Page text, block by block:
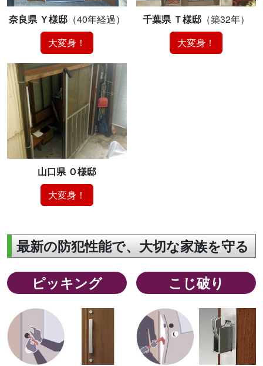
奈良県 Ｙ様邸 （40年経過）
大変身！
千葉県 Ｔ様邸 （築32年）
大変身！
山口県 Ｏ様邸
大変身！
最新の防犯性能で、大切な家族を守る
ピッキング
こじ破り